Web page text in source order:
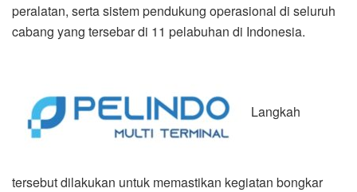
peralatan, serta sistem pendukung operasional di seluruh
cabang yang tersebar di 11 pelabuhan di Indonesia.
Langkah
tersebut dilakukan untuk memastikan kegiatan bongkar